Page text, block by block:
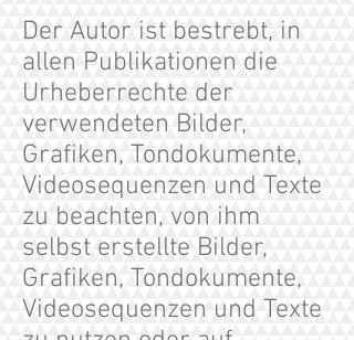
Der Autor ist bestrebt, in
allen Publikationen die
Urheberrechte der
verwendeten Bilder,
Grafiken, Tondokumente,
Videosequenzen und Texte
zu beachten, von ihm
selbst erstellte Bilder,
Grafiken, Tondokumente,
Videosequenzen und Texte